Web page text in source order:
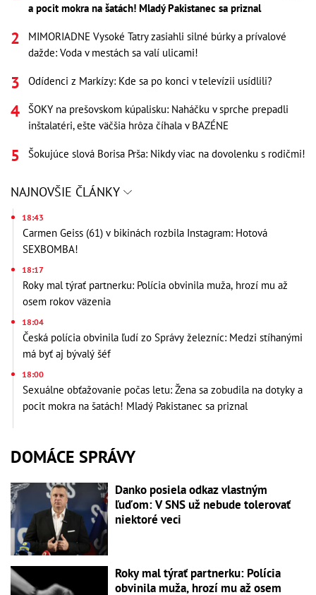
a pocit mokra na šatách! Mladý Pakistanec sa priznal
MIMORIADNE Vysoké Tatry zasiahli silné búrky a prívalové
dažde: Voda v mestách sa valí ulicami!
Odídenci z Markízy: Kde sa po konci v televízii usídlili?
ŠOKY na prešovskom kúpalisku: Naháčku v sprche prepadli
inštalatéri, ešte väčšia hrôza číhala v BAZÉNE
Šokujúce slová Borisa Prša: Nikdy viac na dovolenku s rodičmi!
NAJNOVŠIE ČLÁNKY
18:43
Carmen Geiss (61) v bikinách rozbila Instagram: Hotová
SEXBOMBA!
18:17
Roky mal týrať partnerku: Polícia obvinila muža, hrozí mu až
osem rokov väzenia
18:04
Česká polícia obvinila ľudí zo Správy železníc: Medzi stíhanými
má byť aj bývalý šéf
18:00
Sexuálne obťažovanie počas letu: Žena sa zobudila na dotyky a
pocit mokra na šatách! Mladý Pakistanec sa priznal
DOMÁCE SPRÁVY
Danko posiela odkaz vlastným
ľuďom: V SNS už nebude tolerovať
niektoré veci
Roky mal týrať partnerku: Polícia
obvinila muža, hrozí mu až osem